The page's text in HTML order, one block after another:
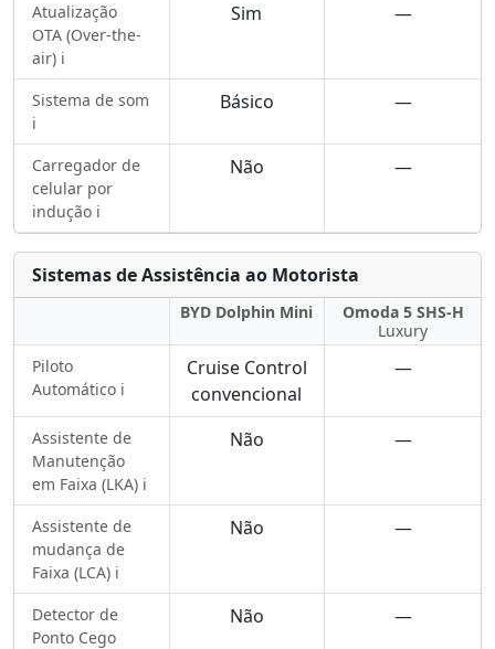
Atualização
OTA (Over-the-
air) ℹ️
Sim —
Sistema de som
ℹ️
Básico —
Carregador de
celular por
indução ℹ️
Não —
Sistemas de Assistência ao Motorista
BYD Dolphin Mini
Omoda 5 SHS-H
Luxury
Piloto
Automático ℹ️
Cruise Control
convencional
—
Assistente de
Manutenção
em Faixa (LKA) ℹ️
Não —
Assistente de
mudança de
Faixa (LCA) ℹ️
Não —
Detector de
Ponto Cego
Não —